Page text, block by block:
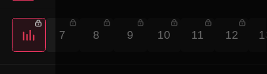
7 8 9 10 11 12